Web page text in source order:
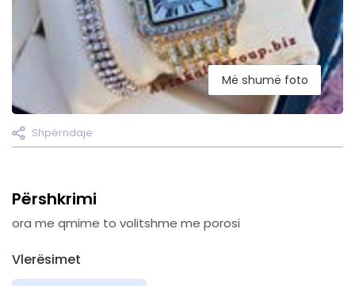
Më shumë foto
Shpërndaje
Përshkrimi
ora me qmime to volitshme me porosi
Vlerësimet